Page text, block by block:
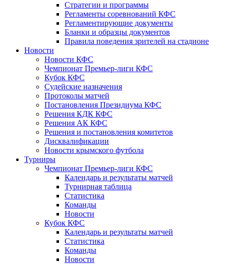
Стратегии и программы
Регламенты соревнований КФС
Регламентирующие документы
Бланки и образцы документов
Правила поведения зрителей на стадионе
Новости
Новости КФС
Чемпионат Премьер-лиги КФС
Кубок КФС
Судейские назначения
Протоколы матчей
Постановления Президиума КФС
Решения КДК КФС
Решения АК КФС
Решения и постановления комитетов
Дисквалификации
Новости крымского футбола
Турниры
Чемпионат Премьер-лиги КФС
Календарь и результаты матчей
Турнирная таблица
Статистика
Команды
Новости
Кубок КФС
Календарь и результаты матчей
Статистика
Команды
Новости